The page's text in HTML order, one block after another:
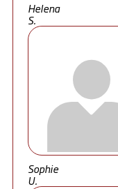
Helena
S.
Sophie
U.